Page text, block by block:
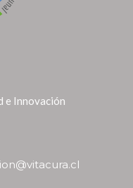
e Innovación